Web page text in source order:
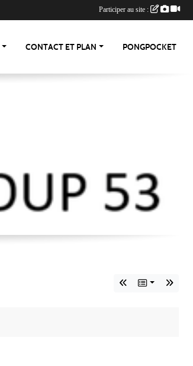
CONTACT ET PLAN PONGPOCKET
Participer au site :